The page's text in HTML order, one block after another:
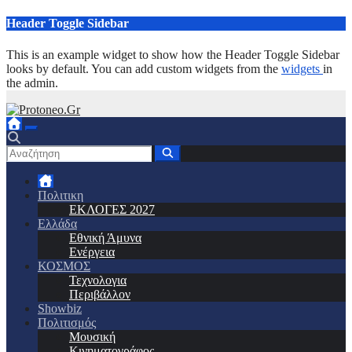
Μετάβαση
περιεχόμενο
Header Toggle Sidebar
This is an example widget to show how the Header Toggle Sidebar
looks by default. You can add custom widgets from the widgets in
the admin.
Πολιτικη
ΕΚΛΟΓΕΣ 2027
Ελλάδα
Εθνική Άμυνα
Ενέργεια
ΚΟΣΜΟΣ
Τεχνολογια
Περιβάλλον
Showbiz
Πολιτισμός
Μουσική